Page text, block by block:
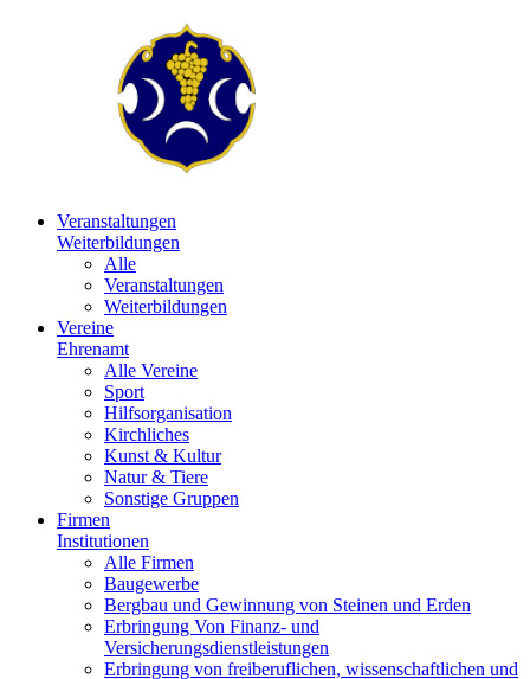
Veranstaltungen
Weiterbildungen
Alle
Veranstaltungen
Weiterbildungen
Vereine
Ehrenamt
Alle Vereine
Sport
Hilfsorganisation
Kirchliches
Kunst & Kultur
Natur & Tiere
Sonstige Gruppen
Firmen
Institutionen
Alle Firmen
Baugewerbe
Bergbau und Gewinnung von Steinen und Erden
Erbringung Von Finanz- und
Versicherungsdienstleistungen
Erbringung von freiberuflichen, wissenschaftlichen und